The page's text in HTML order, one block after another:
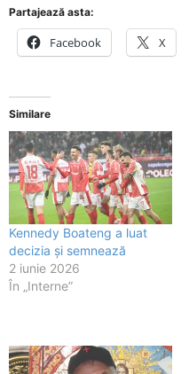
Partajează asta:
Facebook X
Similare
Kennedy Boateng a luat
decizia și semnează
2 iunie 2026
În „Interne”